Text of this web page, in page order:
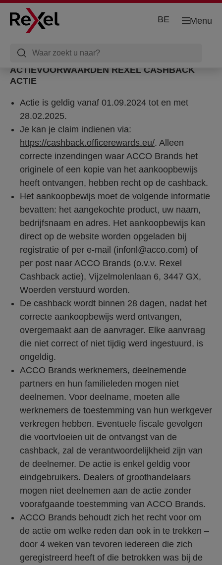
Menu
BE
ACTIEVOORWAARDEN REXEL CASHBACK
ACTIE
Actie is geldig vanaf 01.09.2024 tot en met
28.02.2025.
Je kan je claim indienen via:
https://cashback.officerewards.eu/. Alleen
correcte inzendingen waar ACCO Brands het
originele of een kopie van het aankoopbewijs
heeft ontvangen, hebben recht op de cashback.
Het aankoopbewijs moet de volgende informatie
bevatten: het aangekochte product, uw naam,
bedrijfsnaam en adres. Het aankoopbewijs kan
direct op de website worden opgeladen bij
registratie of per e-mail (infonl@acco.com) of
per post naar ACCO Brands (o.v.v. Rexel
Cashback actie), Vijzelmolenlaan 6, 3447 GX,
Woerden verstuurd worden.
De cashback wordt binnen 28 dagen, nadat het
correcte aankoopbewijs werd ontvangen,
overgemaakt aan de aanvrager. Elke aanvraag
die niet correct of niet tijdig werd ingestuurd, is
ongeldig.
ACCO Brands werknemers, deelnemende
partners en hun familieleden mogen niet
deelnemen. Voor deelname, moeten alle
werknemers de toestemming van hun werkgever
verkregen hebben. Eventuele fiscale gevolgen
die voortvloeien uit de ontvangst van de
cashback, zal de verantwoordelijkheid zijn van
de deelnemer. De actie is enkel geldig voor
eindgebruikers. Dealers of groothandelaars
mogen niet deelnemen aan de actie zonder
voorafgaande toestemming van ACCO Brands.
ACCO Brands behoudt zich het recht voor om
de actie om welke reden dan ook in te trekken –
door 4 weken van tevoren iedereen die zich
geregistreerd heeft of die betrokken was bij de